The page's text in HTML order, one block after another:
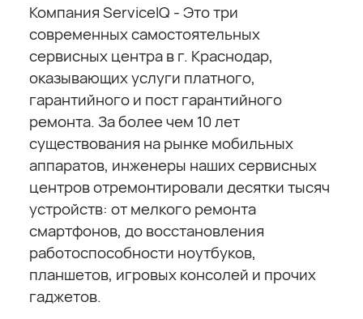
Компания ServiceIQ - Это три
современных самостоятельных
сервисных центра в г. Краснодар,
оказывающих услуги платного,
гарантийного и пост гарантийного
ремонта. За более чем 10 лет
существования на рынке мобильных
аппаратов, инженеры наших сервисных
центров отремонтировали десятки тысяч
устройств: от мелкого ремонта
смартфонов, до восстановления
работоспособности ноутбуков,
планшетов, игровых консолей и прочих
гаджетов.